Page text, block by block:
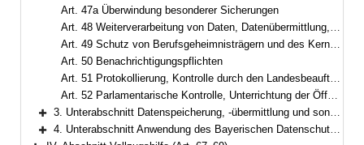
Art. 47a Überwindung besonderer Sicherungen
Art. 48 Weiterverarbeitung von Daten, Datenübermittlung, Kennzeichnung und Sicherung
Art. 49 Schutz von Berufsgeheimnisträgern und des Kernbereichs privater Lebensgestaltung
Art. 50 Benachrichtigungspflichten
Art. 51 Protokollierung, Kontrolle durch den Landesbeauftragten für den Datenschutz
Art. 52 Parlamentarische Kontrolle, Unterrichtung der Öffentlichkeit
Bereich erweitern
3. Unterabschnitt Datenspeicherung, -übermittlung und sonstige Datenverarbeitung (Art. 53–65)
Bereich erweitern
4. Unterabschnitt Anwendung des Bayerischen Datenschutzgesetzes (Art. 66)